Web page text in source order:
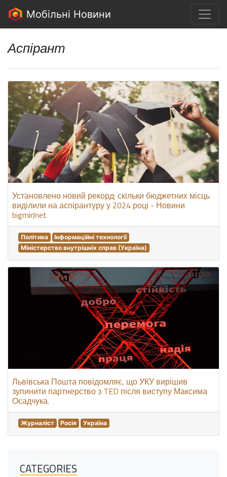
Мобільні Новини
Аспірант
Установлено новий рекорд: скільки бюджетних місць
виділили на аспірантуру у 2024 році - Новини
bigmir)net
Політика
Інформаційні технології
Міністерство внутрішніх справ (Україна)
Львівська Пошта повідомляє, що УКУ вирішив
зупинити партнерство з TED після виступу Максима
Осадчука.
Журналіст Росія Україна
CATEGORIES